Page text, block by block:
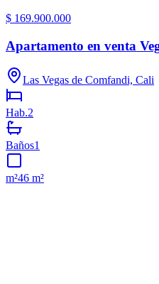
$ 169.900.000
Apartamento en venta
Las Vegas de Comfandi, Cali
Hab.2
Baños1
m²46 m²